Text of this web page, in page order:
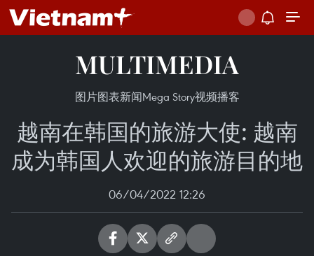
MULTIMEDIA
图片图表新闻Mega Story视频播客
越南在韩国的旅游大使: 越南
成为韩国人欢迎的旅游目的地
06/04/2022 12:26